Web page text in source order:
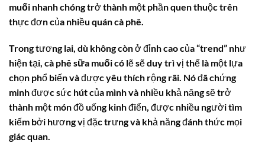
muối nhanh chóng trở thành một phần quen thuộc trên
thực đơn của nhiều quán cà phê.
Trong tương lai, dù không còn ở đỉnh cao của “trend” như
hiện tại, cà phê sữa muốicó lẽ sẽ duy trì vị thế là một lựa
chọn phổ biến và được yêu thích rộng rãi. Nó đã chứng
minh được sức hút của mình và nhiều khả năng sẽ trở
thành một món đồ uống kinh điển, được nhiều người tìm
kiếm bởi hương vị đặc trưng và khả năng đánh thức mọi
giác quan.